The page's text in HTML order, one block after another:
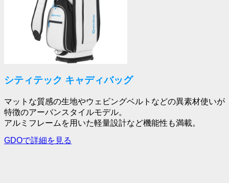
シティテック キャディバッグ
マットな質感の生地やウェビングベルトなどの異素材使いが
特徴のアーバンスタイルモデル。
アルミフレームを用いた軽量設計など機能性も満載。
GDOで詳細を見る